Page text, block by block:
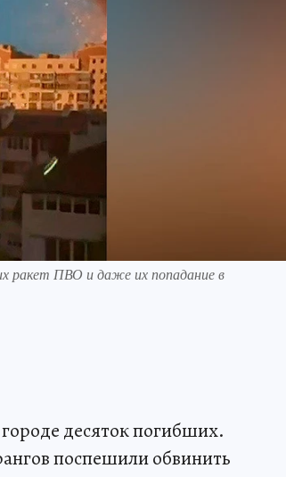
ракет ПВО и даже их попадание в
десяток погибших.
поспешили обвинить